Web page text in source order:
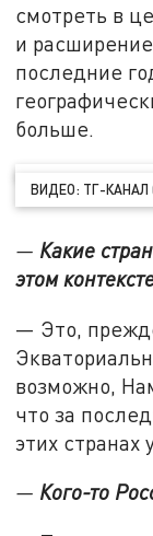
смотреть в
и
последние
больше.
ВИДЕО: ТГ-КАНАЛ
— Какие
этом
— Это,
возможно,
что за
этих странах
— Кого-то